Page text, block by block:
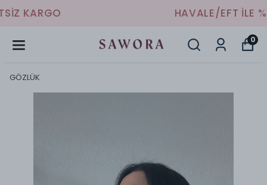
HAVALE/EFT İLE %10 İNDİRİM
0
GÖZLÜK